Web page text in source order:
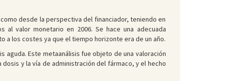
desde la perspectiva del financiador, teniendo en
valor monetario en 2006. Se hace una adecuada
a los costes ya que el tiempo horizonte era de un año.
Este metaanálisis fue objeto de una valoración
y la vía de administración del fármaco, y el hecho